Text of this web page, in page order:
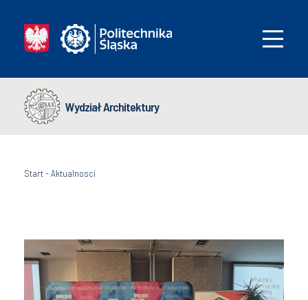
Wydział Architektury
Start-Aktualnosci